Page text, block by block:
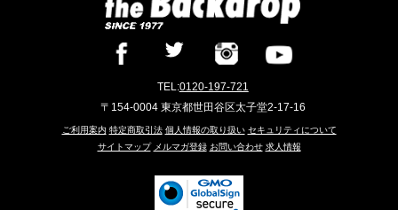
TEL:0120-197-721
〒154-0004 東京都世田谷区太子堂2-17-16
ご利用案内 特定商取引法 個人情報の取り扱い セキュリティについて
サイトマップ メルマガ登録 お問い合わせ 求人情報